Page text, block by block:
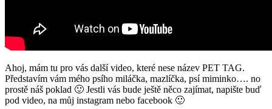
Ahoj, mám tu pro vás další video, které nese název PET TAG.
Představím vám mého psího miláčka, mazlíčka, psí miminko…. no
prostě náš poklad 🙂 Jestli vás bude ještě něco zajímat, napište buď
pod video, na můj instagram nebo facebook 🙂